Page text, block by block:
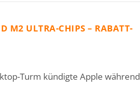
M2 ULTRA-CHIPS – RABATT-
Turm kündigte Apple während